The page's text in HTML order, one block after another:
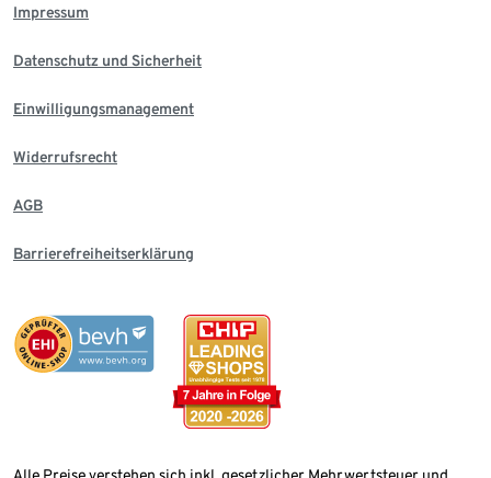
Impressum
Datenschutz und Sicherheit
Einwilligungsmanagement
Widerrufsrecht
AGB
Barrierefreiheitserklärung